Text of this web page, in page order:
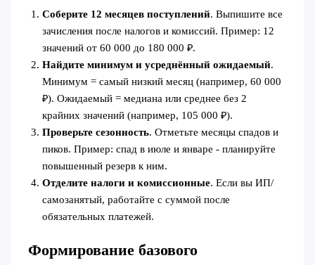
Соберите 12 месяцев поступлений. Выпишите все
зачисления после налогов и комиссий. Пример: 12
значений от 60 000 до 180 000 ₽.
Найдите минимум и усреднённый ожидаемый.
Минимум = самый низкий месяц (например, 60 000
₽). Ожидаемый = медиана или среднее без 2
крайних значений (например, 105 000 ₽).
Проверьте сезонность. Отметьте месяцы спадов и
пиков. Пример: спад в июле и январе - планируйте
повышенный резерв к ним.
Отделите налоги и комиссионные. Если вы ИП/
самозанятый, работайте с суммой после
обязательных платежей.
Формирование базового